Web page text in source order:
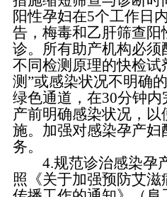
阳性孕妇在5个工作日
告，梅毒和乙肝筛查阳
诊。所有助产机构必须
不同检测原理的快检试
测”或感染状况不明确
绿色通道，在30分钟
产前明确感染状况，
施。加强对感染孕产妇
务。
4.规范诊治感染孕
照《关于加强预防艾